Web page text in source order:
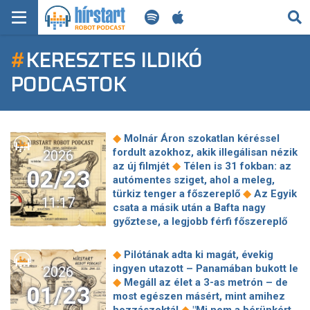
KERESÉS
KEZDŐLAP
FRISS HÍREK
FILM-ZENE-SZÓRAKOZÁS
PLAYLIST
MI AZ A ROBOT PODCAST?
#KERESZTES ILDIKÓ
PODCASTOK
2026
02/23
11:17
◆ Molnár Áron szokatlan kéréssel
fordult azokhoz, akik illegálisan nézik
az új filmjét ◆ Télen is 31 fokban: az
autómentes sziget, ahol a meleg,
türkiz tenger a főszereplő ◆ Az Egyik
csata a másik után a Bafta nagy
győztese, a legjobb férfi főszereplő
"Ahogy Ramóna, úgy én sem vettem
fel fehérneműt" - Leticia Calderón
pikáns vallomással sokkolta A Nagy
Duett zsűrijét ◆
Megnéztük Lovas
Rozi és Molnár Áron thrillerét és nem
2026
01/23
◆ Pilótának adta ki magát, évekig
ingyen utazott – Panamában bukott le
◆ Megáll az élet a 3-as metrón – de
most egészen másért, mint amihez